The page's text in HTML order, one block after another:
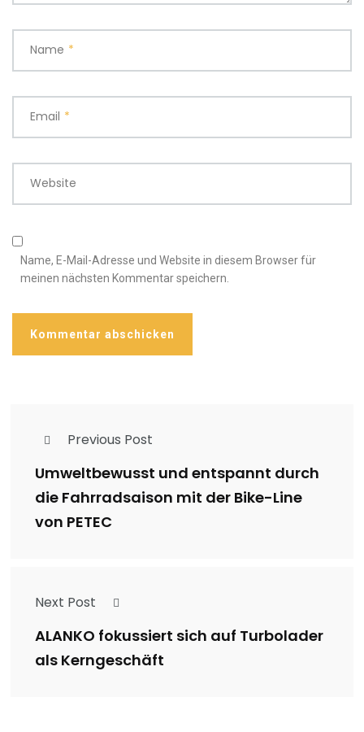
Name *
Email *
Website
Name, E-Mail-Adresse und Website in diesem Browser für
meinen nächsten Kommentar speichern.
Previous Post
Umweltbewusst und entspannt durch
die Fahrradsaison mit der Bike-Line
von PETEC
Next Post
ALANKO fokussiert sich auf Turbolader
als Kerngeschäft